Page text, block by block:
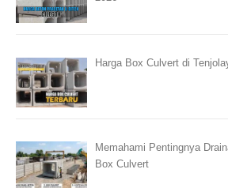
Harga Box Culvert di
Memahami Pentingnya
Box Culvert